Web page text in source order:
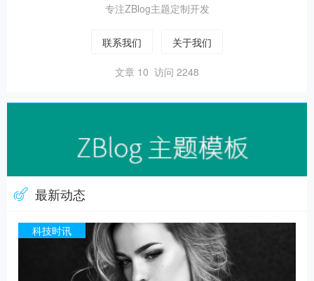
专注ZBlog主题定制开发
联系我们 关于我们
文章 10 访问 2248
最新动态
科技时讯